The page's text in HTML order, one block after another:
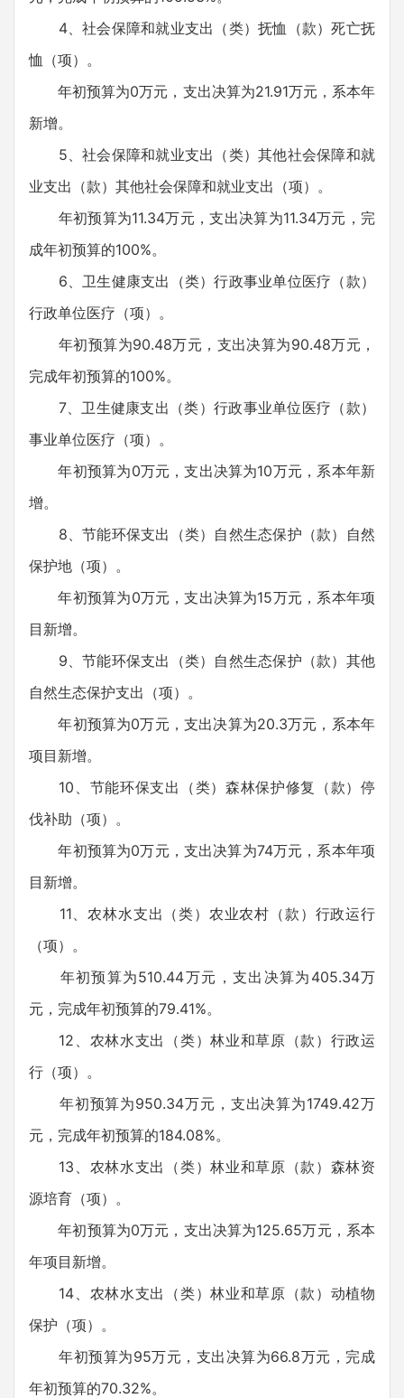
4、社会保障和就业支出（类）抚恤（款）死亡抚
恤（项）。
年初预算为0万元，支出决算为21.91万元，系本年
新增。
5、社会保障和就业支出（类）其他社会保障和就
业支出（款）其他社会保障和就业支出（项）。
年初预算为11.34万元，支出决算为11.34万元，完
成年初预算的100%。
6、卫生健康支出（类）行政事业单位医疗（款）
行政单位医疗（项）。
年初预算为90.48万元，支出决算为90.48万元，
完成年初预算的100%。
7、卫生健康支出（类）行政事业单位医疗（款）
事业单位医疗（项）。
年初预算为0万元，支出决算为10万元，系本年新
增。
8、节能环保支出（类）自然生态保护（款）自然
保护地（项）。
年初预算为0万元，支出决算为15万元，系本年项
目新增。
9、节能环保支出（类）自然生态保护（款）其他
自然生态保护支出（项）。
年初预算为0万元，支出决算为20.3万元，系本年
项目新增。
10、节能环保支出（类）森林保护修复（款）停
伐补助（项）。
年初预算为0万元，支出决算为74万元，系本年项
目新增。
11、农林水支出（类）农业农村（款）行政运行
（项）。
年初预算为510.44万元，支出决算为405.34万
元，完成年初预算的79.41%。
12、农林水支出（类）林业和草原（款）行政运
行（项）。
年初预算为950.34万元，支出决算为1749.42万
元，完成年初预算的184.08%。
13、农林水支出（类）林业和草原（款）森林资
源培育（项）。
年初预算为0万元，支出决算为125.65万元，系本
年项目新增。
14、农林水支出（类）林业和草原（款）动植物
保护（项）。
年初预算为95万元，支出决算为66.8万元，完成
年初预算的70.32%。